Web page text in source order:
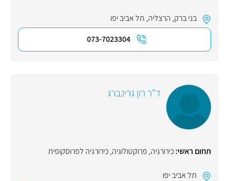
בני ברק, הרצליה, תל אביב יפו
073-7023304
ד"ר רון גרינברג
תחום ראשי:כירורגיה, פרוקטולוגיה,כירורגיה לפרוסקופית
תל אביב יפו